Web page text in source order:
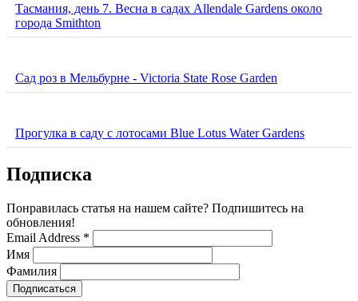
Тасмания, день 7. Весна в садах Allendale Gardens около
города Smithton
Сад роз в Мельбурне - Victoria State Rose Garden
Прогулка в саду с лотосами Blue Lotus Water Gardens
Подписка
Понравилась статья на нашем сайте? Подпишитесь на
обновления!
Email Address *
Имя
Фамилия